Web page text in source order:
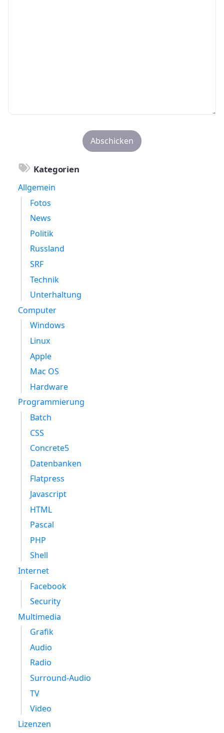
Kategorien
Allgemein
Fotos
News
Politik
Russland
SRF
Technik
Unterhaltung
Computer
Windows
Linux
Apple
Mac OS
Hardware
Programmierung
Batch
CSS
Concrete5
Datenbanken
Flatpress
Javascript
HTML
Pascal
PHP
Shell
Internet
Facebook
Security
Multimedia
Grafik
Audio
Radio
Surround-Audio
TV
Video
Lizenzen